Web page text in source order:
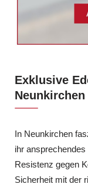
Exklusive
Neunkirchen
In Neunkirchen
ihr
Resistenz gegen
Sicherheit mit der